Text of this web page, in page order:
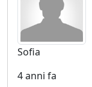
Sofia
4 anni fa